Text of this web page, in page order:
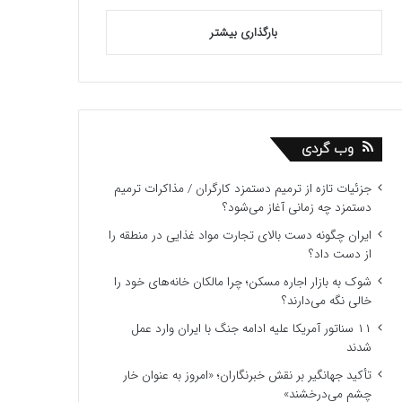
بارگذاری بیشتر
وب گردی
جزئیات تازه از ترمیم دستمزد کارگران / مذاکرات ترمیم
دستمزد چه زمانی آغاز می‌شود؟
ایران چگونه دست بالای تجارت مواد غذایی در منطقه را
از دست داد؟
شوک به بازار اجاره مسکن؛ چرا مالکان خانه‌های خود را
خالی نگه می‌دارند؟
۱۱ سناتور آمریکا علیه ادامه جنگ با ایران وارد عمل
شدند
تأکید جهانگیر بر نقش خبرنگاران؛ «امروز به عنوان خار
چشم می‌درخشند»